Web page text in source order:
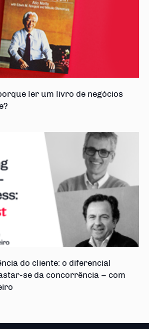
ler um livro de negócios
do cliente: o diferencial
se da concorrência – com